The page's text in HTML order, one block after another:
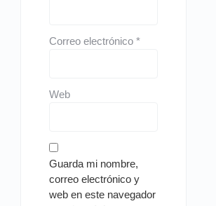
Correo electrónico*
Web
Guarda mi nombre,
correo electrónico y
web en este navegador